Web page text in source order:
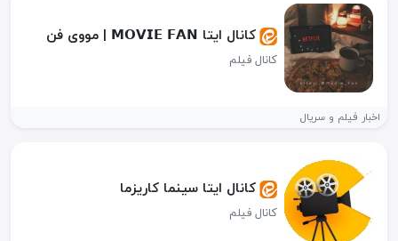
کانال ایتا 𝗠𝗢𝗩𝗜𝗘 𝗙𝗔𝗡 | مووی فن
کانال فیلم
اخبار فیلم و سریال
کانال ایتا سینما کاریزما
کانال فیلم